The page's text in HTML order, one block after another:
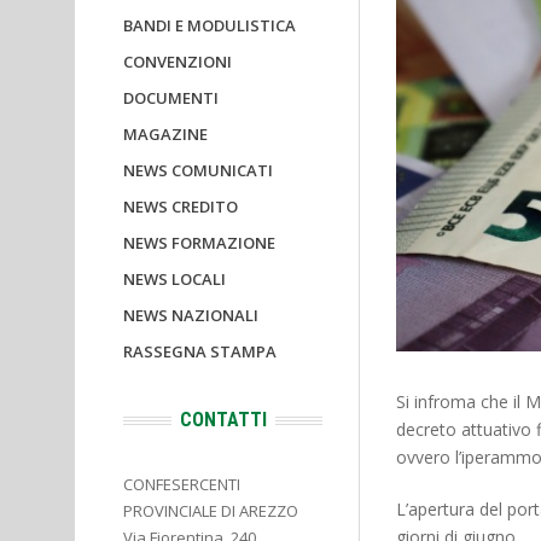
Si infroma che il
decreto attuativo
ovvero
L’apertura del
BANDI E MODULISTICA
CONVENZIONI
DOCUMENTI
MAGAZINE
NEWS COMUNICATI
NEWS CREDITO
NEWS FORMAZIONE
NEWS LOCALI
NEWS NAZIONALI
RASSEGNA STAMPA
CONTATTI
CONFESERCENTI
PROVINCIALE DI AREZZO